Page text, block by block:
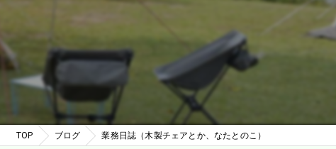
TOP ブログ 業務日誌（木製チェアとか、なたとのこ）